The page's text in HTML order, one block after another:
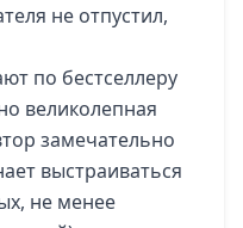
не отпустил,
по бестселлеру
великолепная
замечательно
выстраиваться
не менее